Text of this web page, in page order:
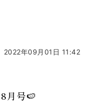
2022年09月01日 11:42
月号🍉